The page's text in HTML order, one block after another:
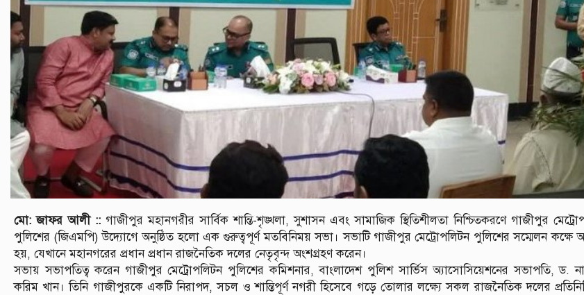
মো: জাফর আলী :: গাজীপুর মহানগরীর সার্বিক শান্তি-শৃঙ্খলা, সুশাসন এবং সামাজিক স্থিতিশীলতা নিশ্চিতকরণে গাজীপুর
পুলিশের (জিএমপি) উদ্যোগে অনুষ্ঠিত হলো এক গুরুত্বপূর্ণ মতবিনিময় সভা। সভাটি গাজীপুর মেট্রোপলিটন পুলিশের সম্মেলন কক্ষে
হয়, যেখানে মহানগরের প্রধান প্রধান রাজনৈতিক দলের নেতৃবৃন্দ অংশগ্রহণ করেন।
সভায় সভাপতিত্ব করেন গাজীপুর মেট্রোপলিটন পুলিশের কমিশনার, বাংলাদেশ পুলিশ সার্ভিস অ্যাসোসিয়েশনের সভাপতি, ড.
করিম খান। তিনি গাজীপুরকে একটি নিরাপদ, সচল ও শান্তিপূর্ণ নগরী হিসেবে গড়ে তোলার লক্ষ্যে সকল রাজনৈতিক দলের